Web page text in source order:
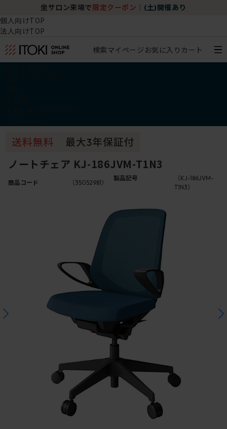
坐サロン来場で 限定クーポン (土)開催あり
個人向けTOP
法人向けTOP
検索マイページ お気に入り カート
ノートチェア KJ-186JVM-T1N3
商品コード （35052981）
製品記号
（KJ-186JVM-
T1N3）